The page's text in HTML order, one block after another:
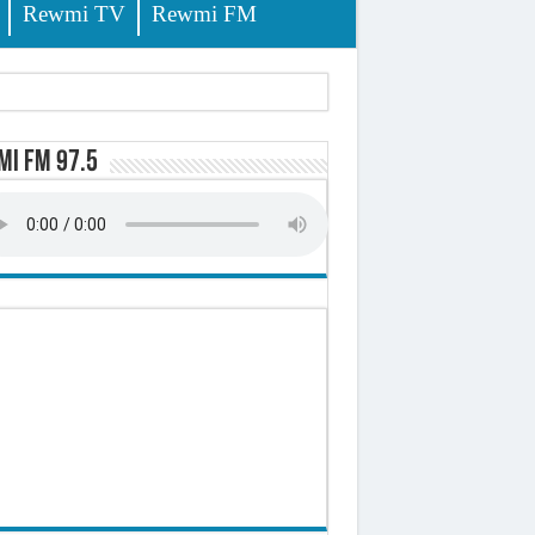
Rewmi TV Rewmi FM
octroyé
milliards de francs CFA
FM 97.5